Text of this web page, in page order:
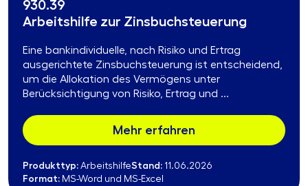
930.39
Arbeitshilfe zur Zinsbuchsteuerung
Eine bankindividuelle, nach Risiko und Ertrag
ausgerichtete Zinsbuchsteuerung ist entscheidend,
um die Allokation des Vermögens unter
Berücksichtigung von Risiko, Ertrag und ...
Mehr erfahren
Produkttyp: ArbeitshilfeStand: 11.06.2026
Format: MS-Word und MS-Excel